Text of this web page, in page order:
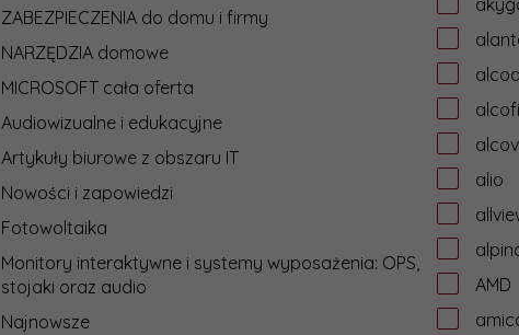
ZABEZPIECZENIA do domu i firmy
NARZĘDZIA domowe
MICROSOFT cała oferta
Audiowizualne i edukacyjne
Artykuły biurowe z obszaru IT
Nowości i zapowiedzi
Fotowoltaika
Monitory interaktywne i systemy wyposażenia: OPS,
stojaki oraz audio
Najnowsze
alio
AMD